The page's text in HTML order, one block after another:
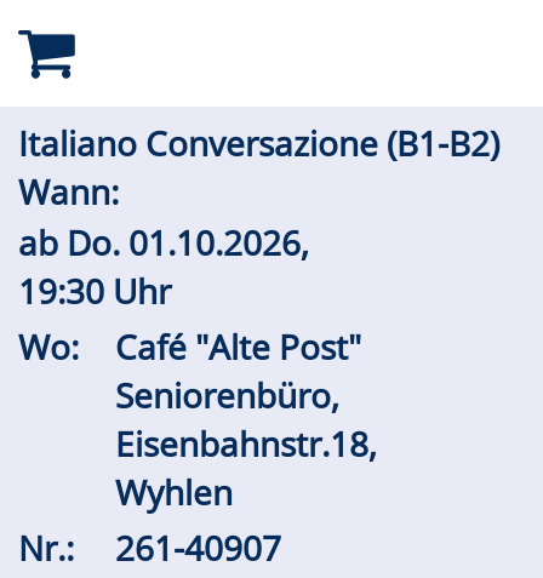
Italiano Conversazione (B1-B2)
Wann:
ab Do. 01.10.2026,
19:30 Uhr
Wo:
Café "Alte Post"
Seniorenbüro,
Eisenbahnstr.18,
Wyhlen
Nr.:
261-40907